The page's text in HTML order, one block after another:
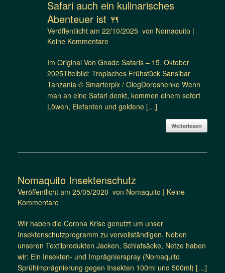
Safari auch ein kulinarisches
Abenteuer ist 🍴
Veröffentlicht am 22/10/2025 von Nomaquito |
Keine Kommentare
Im Original Von Gnade Safaris – 15. Oktober
2025Titelbild: Tropisches Frühstück Sansibar
Tanzania © Smarterpix / OlegDoroshenko Wenn
man an eine Safari denkt, kommen einem sofort
Löwen, Elefanten und goldene […]
Weiterlesen
Nomaquito Insektenschutz
Veröffentlicht am 25/05/2020 von Nomaquito | Keine
Kommentare
Wir haben die Corona Krise genutzt um unser
Insektenschutzprogramm zu vervollständigen. Neben
unseren Textilprodukten Jacken, Schlafsäcke, Netze haben
wir: Ein Insekten- und Imprägnierspray (Nomaquito
Sprühimprägnierung gegen Insekten 100ml und 500ml) […]